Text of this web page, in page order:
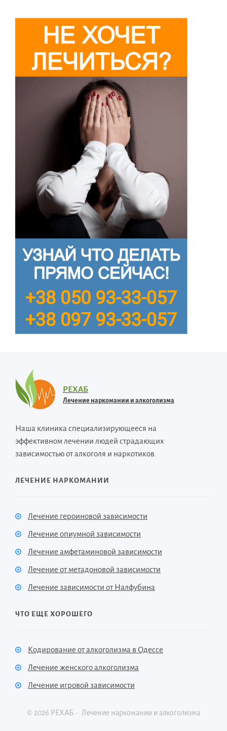
РЕХАБ
Лечение наркомании и алкоголизма
Наша клиника специализирующееся на
эффективном лечении людей страдающих
зависимостью от алкоголя и наркотиков.
ЛЕЧЕНИЕ НАРКОМАНИИ
Лечение героиновой зависимости
Лечение опиумной зависимости
Лечение амфетаминовой зависимости
Лечение от метадоновой зависимости
Лечение зависимости от Налфубина
ЧТО ЕЩЕ ХОРОШЕГО
Кодирование от алкоголизма в Одессе
Лечение женского алкоголизма
Лечение игровой зависимости
© 2026 РЕХАБ · Лечение наркомании и алкоголизма